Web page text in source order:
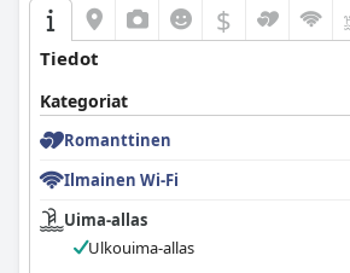
$
Tiedot
Kategoriat
Romanttinen
Ilmainen Wi-Fi
Uima-allas
Ulkouima-allas